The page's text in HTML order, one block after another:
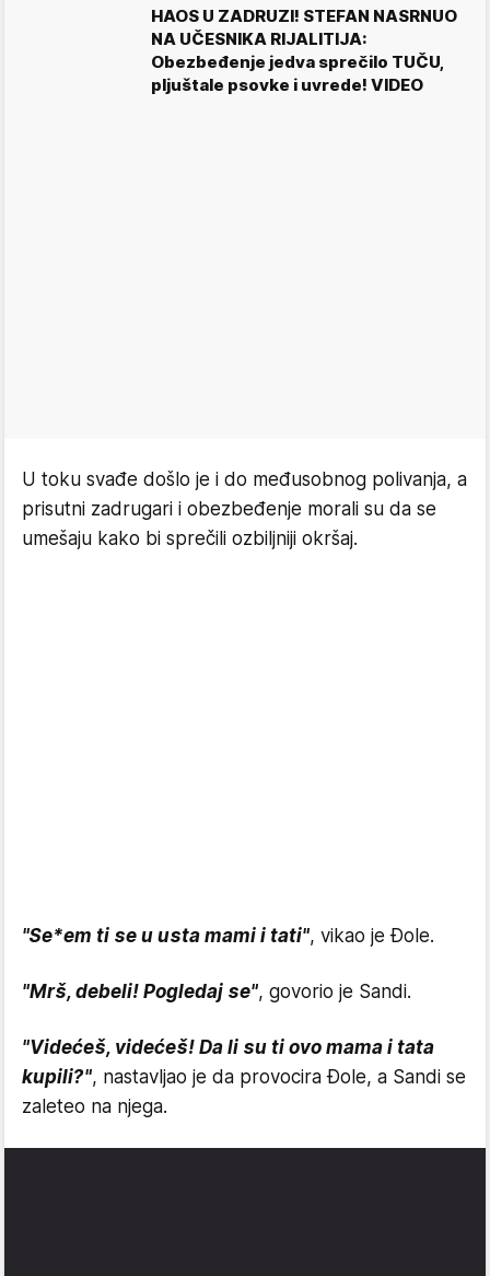
HAOS U ZADRUZI! STEFAN NASRNUO
NA UČESNIKA RIJALITIJA:
Obezbeđenje jedva sprečilo TUČU,
pljuštale psovke i uvrede! VIDEO
U toku svađe došlo je i do međusobnog polivanja, a
prisutni zadrugari i obezbeđenje morali su da se
umešaju kako bi sprečili ozbiljniji okršaj.
"Se*em ti se u usta mami i tati", vikao je Đole.
"Mrš, debeli! Pogledaj se", govorio je Sandi.
"Videćeš, videćeš! Da li su ti ovo mama i tata
kupili?", nastavljao je da provocira Đole, a Sandi se
zaleteo na njega.